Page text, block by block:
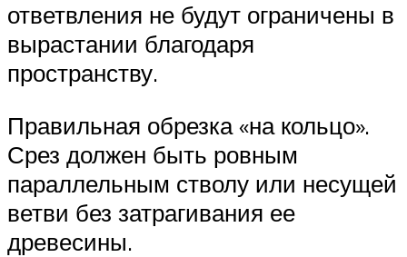
ответвления не будут ограничены в
вырастании благодаря
пространству.
Правильная обрезка «на кольцо».
Срез должен быть ровным
параллельным стволу или несущей
ветви без затрагивания ее
древесины.